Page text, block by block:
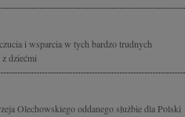
i wsparcia w tych bardzo trudnych
dziećmi
Olechowskiego oddanego służbie dla Polski